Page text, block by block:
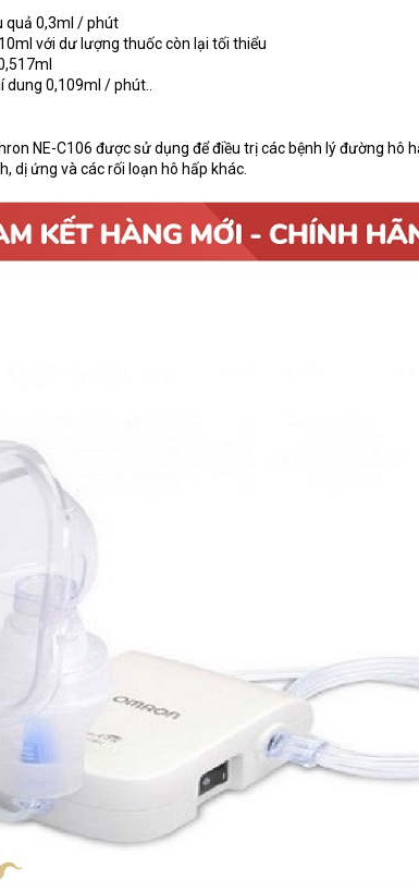
quả 0,3ml / phút
với dư lượng thuốc còn lại tối thiểu
dung 0,109ml / phút..
NE-C106 được sử dụng để điều trị các bệnh lý đường hô
dị ứng và các rối loạn hô hấp khác.